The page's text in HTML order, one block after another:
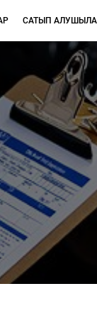
САТЫП